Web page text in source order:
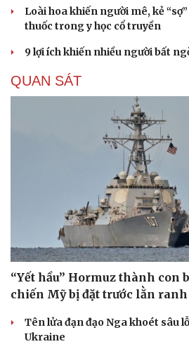
Loài hoa khiến người mê, kẻ
thuốc trong y học cổ truyền
9 lợi ích khiến nhiều người bất
QUAN SÁT
“Yết hầu” Hormuz thành con
chiến Mỹ bị đặt trước lằn ranh
Tên lửa đạn đạo Nga khoét sâu
Ukraine